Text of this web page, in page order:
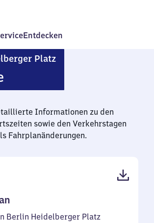
Entdecken
Platz
Informationen zu den
sowie den Verkehrstagen
Fahrplanänderungen.
104
Berlin Heidelberger Platz